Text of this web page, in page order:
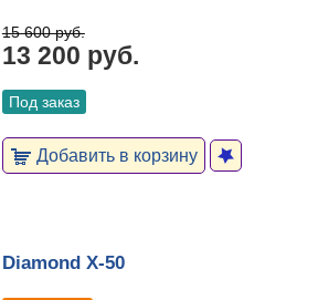
15 600 руб.
13 200 руб.
Под заказ
Добавить в корзину
Diamond X-50